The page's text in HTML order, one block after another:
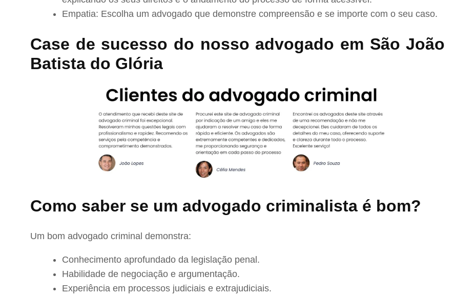
Empatia: Escolha um advogado que demonstre compreensão e se importe com o seu caso.
Case de sucesso do nosso advogado em São João
Batista do Glória
Como saber se um advogado criminalista é bom?
Um bom advogado criminal demonstra:
Conhecimento aprofundado da legislação penal.
Habilidade de negociação e argumentação.
Experiência em processos judiciais e extrajudiciais.